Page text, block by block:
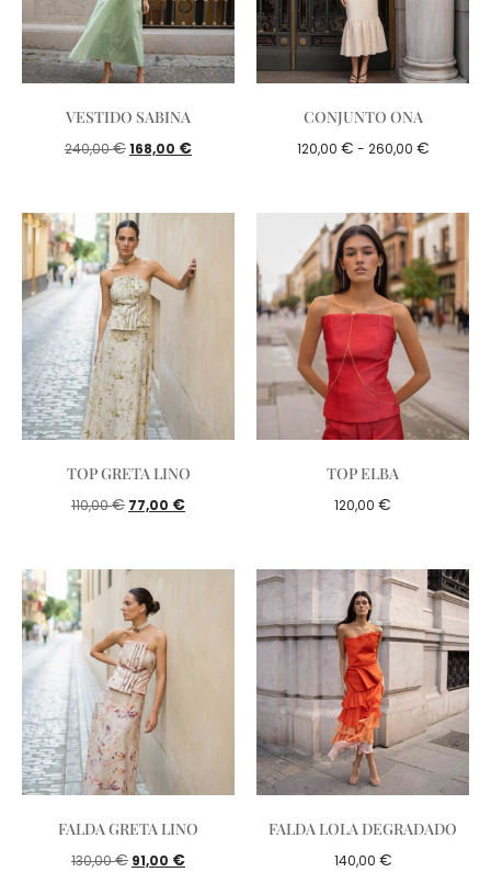
VESTIDO SABINA
240,00€168,00 €
CONJUNTO ONA
120,00 € - 260,00 €
TOP GRETA LINO
110,00€ 77,00 €
TOP ELBA
120,00 €
FALDA GRETA LINO
130,00€ 91,00 €
FALDA LOLA DEGRADADO
140,00 €